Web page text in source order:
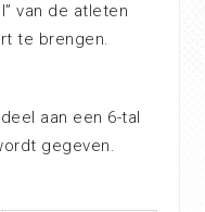
van de atleten
te brengen.
aan een 6-tal
gegeven.